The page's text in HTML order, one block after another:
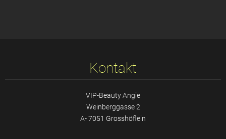
Kontakt
VIP-Beauty Angie
Weinberggasse 2
A- 7051 Grosshöflein